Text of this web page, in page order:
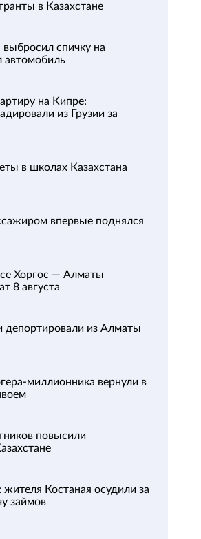
в Казахстане
спичку на
автомобиль
на Кипре:
из Грузии за
в школах Казахстана
впервые поднялся
Хоргос — Алматы
8 августа
из Алматы
миллионника вернули в
повысили
Костаная осудили за
займов